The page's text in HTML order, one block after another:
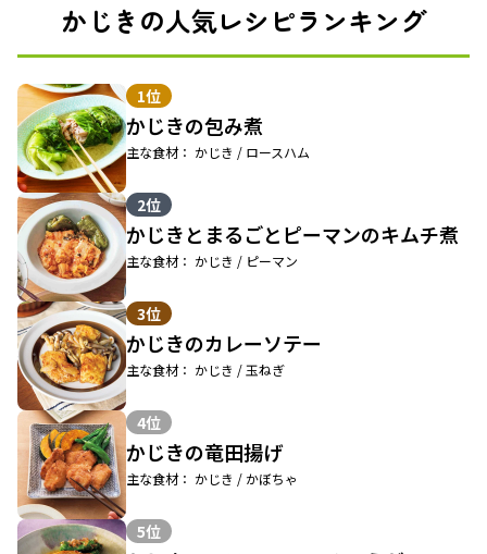
かじきの人気レシピランキング
1位
かじきの包み煮
主な食材： かじき / ロースハム
2位
かじきとまるごとピーマンのキムチ煮
主な食材： かじき / ピーマン
3位
かじきのカレーソテー
主な食材： かじき / 玉ねぎ
4位
かじきの竜田揚げ
主な食材： かじき / かぼちゃ
5位